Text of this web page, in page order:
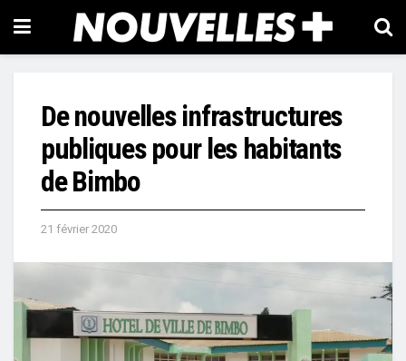
De nouvelles infrastructures
publiques pour les habitants
de Bimbo
21 février 2020